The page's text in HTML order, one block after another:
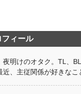
フィール
夜明けのオタク。TL、
、主従関係が好きなこ